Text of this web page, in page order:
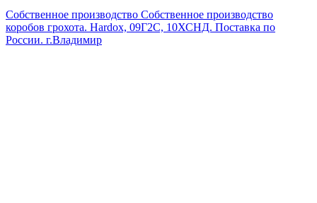
Собственное производство Собственное производство
коробов грохота. Hardox, 09Г2С, 10ХСНД. Поставка по
России. г.Владимир